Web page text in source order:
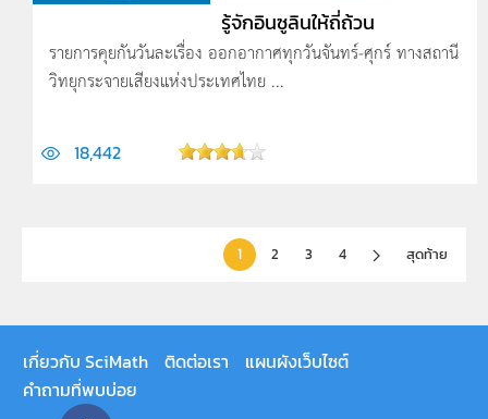
รู้จักอินซูลินให้ถี่ถ้วน
รายการคุยกันวันละเรื่อง ออกอากาศทุกวันจันทร์-ศุกร์ ทางสถานี
วิทยุกระจายเสียงแห่งประเทศไทย ...
18,442
1 2 3 4 สุดท้าย
เกี่ยวกับ SciMath ติดต่อเรา
แผนผังเว็บไซต์
คำถามที่พบบ่อย